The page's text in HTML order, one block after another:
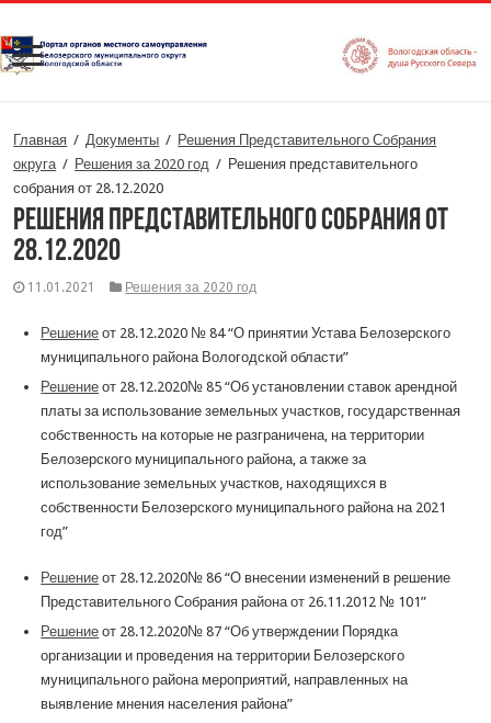
Главная / Документы / Решения Представительного Собрания
округа / Решения за 2020 год / Решения представительного
собрания от 28.12.2020
Решения представительного собрания от
28.12.2020
11.01.2021 Решения за 2020 год
Решение от 28.12.2020 № 84 “О принятии Устава Белозерского
муниципального района Вологодской области”
Решение от 28.12.2020№ 85 “Об установлении ставок арендной
платы за использование земельных участков, государственная
собственность на которые не разграничена, на территории
Белозерского муниципального района, а также за
использование земельных участков, находящихся в
собственности Белозерского муниципального района на 2021
год”
Решение от 28.12.2020№ 86 “О внесении изменений в решение
Представительного Собрания района от 26.11.2012 № 101”
Решение от 28.12.2020№ 87 “Об утверждении Порядка
организации и проведения на территории Белозерского
муниципального района мероприятий, направленных на
выявление мнения населения района”